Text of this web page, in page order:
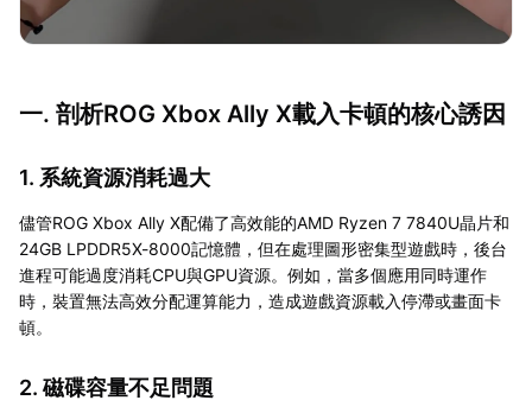
一. 剖析ROG Xbox Ally X載入卡頓的核心誘因
1. 系統資源消耗過大
儘管ROG Xbox Ally X配備了高效能的AMD Ryzen 7 7840U晶片和
24GB LPDDR5X-8000記憶體，但在處理圖形密集型遊戲時，後台
進程可能過度消耗CPU與GPU資源。例如，當多個應用同時運作
時，裝置無法高效分配運算能力，造成遊戲資源載入停滯或畫面卡
頓。
2. 磁碟容量不足問題